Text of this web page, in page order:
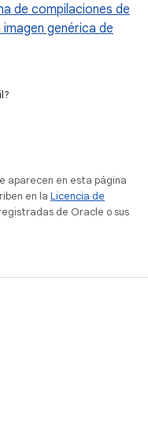
de compilaciones de
genérica de
aparecen en esta página
en la Licencia de
de Oracle o sus